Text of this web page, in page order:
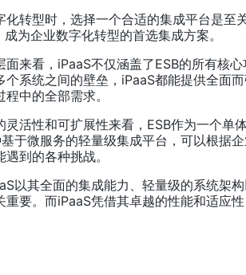
化转型时，选择一个合适的集成平台是至
为企业数字化转型的首选集成方案。
面来看，iPaaS不仅涵盖了ESB的所有核
个系统之间的壁垒，iPaaS都能提供全面
中的全部需求。
灵活性和可扩展性来看，ESB作为一个
于微服务的轻量级集成平台，可以根据
到的各种挑战。
以其全面的集成能力、轻量级的系统架